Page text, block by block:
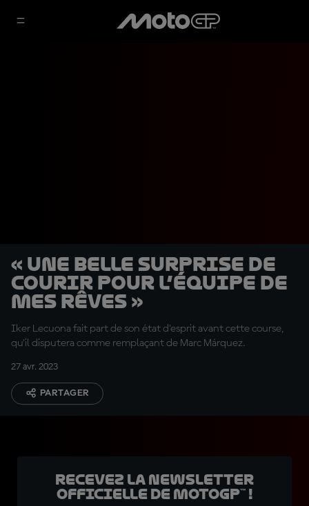
« Une belle surprise de
courir pour l’équipe de
mes rêves »
Iker Lecuona fait part de son état d'esprit avant cette course,
qu'il disputera comme remplaçant de Marc Márquez.
27 avr. 2023
PARTAGER
Recevez la Newsletter
officielle de MotoGP™ !